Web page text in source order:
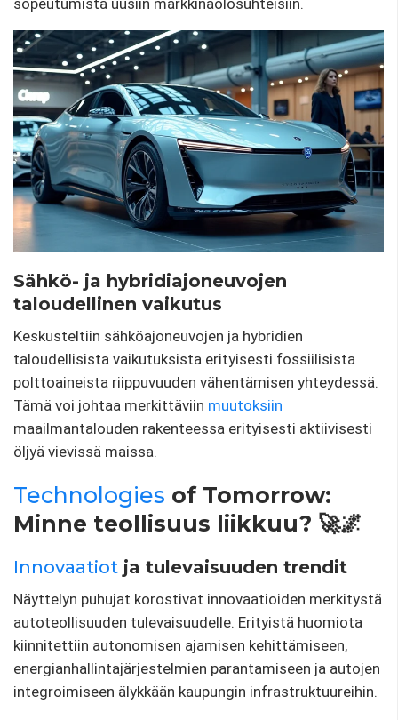
sopeutumista uusiin markkinaolosuhteisiin.
Sähkö- ja hybridiajoneuvojen
taloudellinen vaikutus
Keskusteltiin sähköajoneuvojen ja hybridien
taloudellisista vaikutuksista erityisesti fossiilisista
polttoaineista riippuvuuden vähentämisen yhteydessä.
Tämä voi johtaa merkittäviin muutoksiin
maailmantalouden rakenteessa erityisesti aktiivisesti
öljyä vievissä maissa.
Technologies of Tomorrow:
Minne teollisuus liikkuu? 🚀🌌
Innovaatiot ja tulevaisuuden trendit
Näyttelyn puhujat korostivat innovaatioiden merkitystä
autoteollisuuden tulevaisuudelle. Erityistä huomiota
kiinnitettiin autonomisen ajamisen kehittämiseen,
energianhallintajärjestelmien parantamiseen ja autojen
integroimiseen älykkään kaupungin infrastruktuureihin.